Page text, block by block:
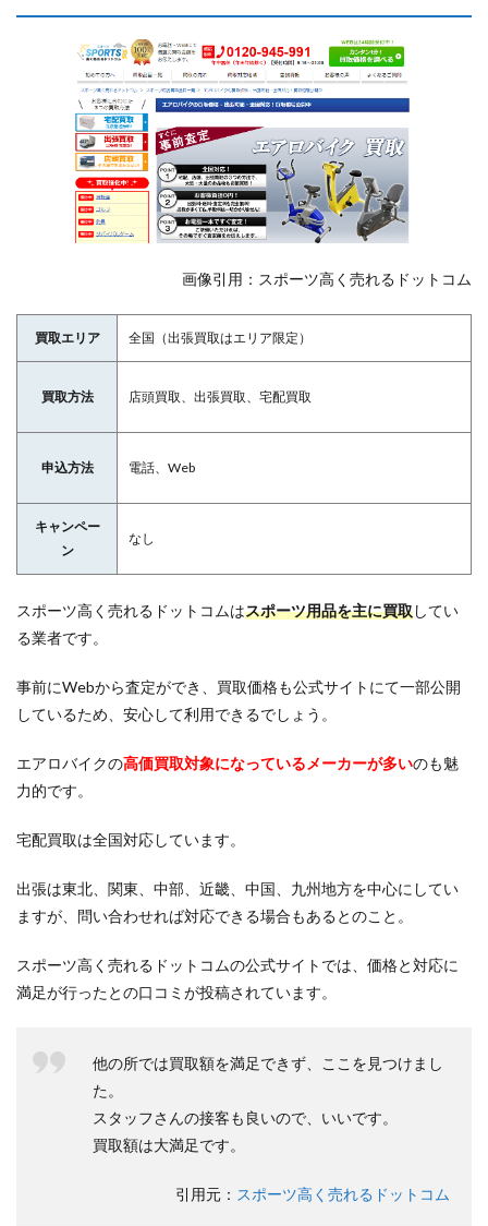
画像引用：スポーツ高く売れるドットコム
買取エリア 全国（出張買取はエリア限定）
買取方法 店頭買取、出張買取、宅配買取
申込方法 電話、Web
キャンペー
ン
なし
スポーツ高く売れるドットコムはスポーツ用品を主に買取してい
る業者です。
事前にWebから査定ができ、買取価格も公式サイトにて一部公開
しているため、安心して利用できるでしょう。
エアロバイクの高価買取対象になっているメーカーが多いのも魅
力的です。
宅配買取は全国対応しています。
出張は東北、関東、中部、近畿、中国、九州地方を中心にしてい
ますが、問い合わせれば対応できる場合もあるとのこと。
スポーツ高く売れるドットコムの公式サイトでは、価格と対応に
満足が行ったとの口コミが投稿されています。
他の所では買取額を満足できず、ここを見つけまし
た。
スタッフさんの接客も良いので、いいです。
買取額は大満足です。
引用元： スポーツ高く売れるドットコム